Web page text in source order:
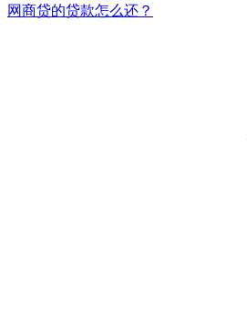
网商贷的贷款怎么还？